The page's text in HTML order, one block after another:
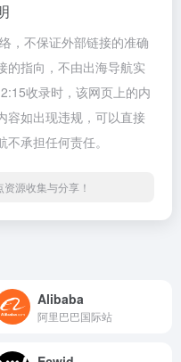
，不保证外部链接的准确
的指向，不由出海导航实
收录时，该网页上的内
容如出现违规，可以直接
承担任何责任。
源收集与分享！
Alibaba
阿里巴巴国际站